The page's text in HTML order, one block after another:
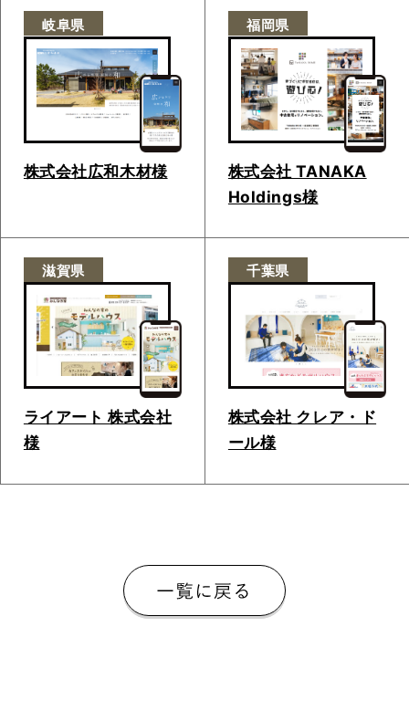
岐阜県
株式会社広和木材様
福岡県
株式会社 TANAKA
Holdings様
滋賀県
ライアート 株式会社
様
千葉県
株式会社 クレア・ド
ール様